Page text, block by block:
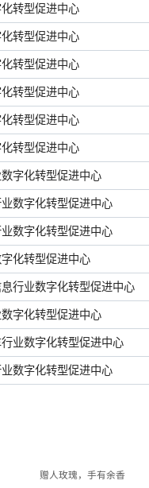
转型促进中心
转型促进中心
转型促进中心
转型促进中心
转型促进中心
化转型促进中心
字化转型促进中心
数字化转型促进中心
数字化转型促进中心
化转型促进中心
行业数字化转型促进中心
字化转型促进中心
业数字化转型促进中心
数字化转型促进中心
赠人玫瑰，手有余香